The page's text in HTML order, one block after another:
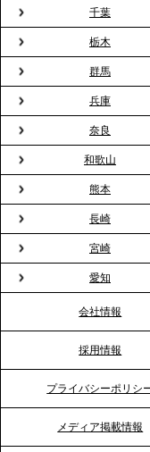
プレスリリース
用が前年比4倍に
の新定番
2026.2.13
プレスリリース
バー」に！福利
バーテンダー》
2026.1.26
プレスリリース
まない。職場の
厚生”化。採用
2026.1.23
RKB毎日放送「
巻きケータリン
2026.1.20
千葉
栃木
群馬
兵庫
奈良
和歌山
熊本
長崎
宮崎
愛知
会社情報
採用情報
プライバシーポリシ
メディア掲載情報